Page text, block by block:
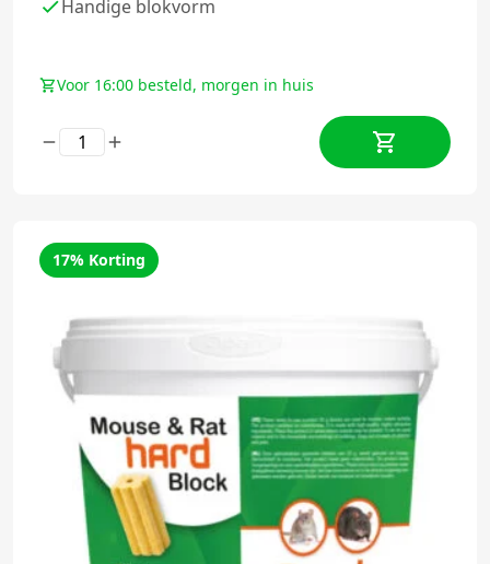
Handige blokvorm
Voor 16:00 besteld, morgen in huis
17% Korting